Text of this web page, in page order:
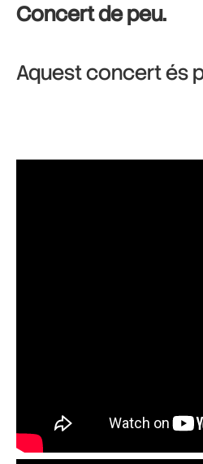
Concert de peu.
Aquest concert és